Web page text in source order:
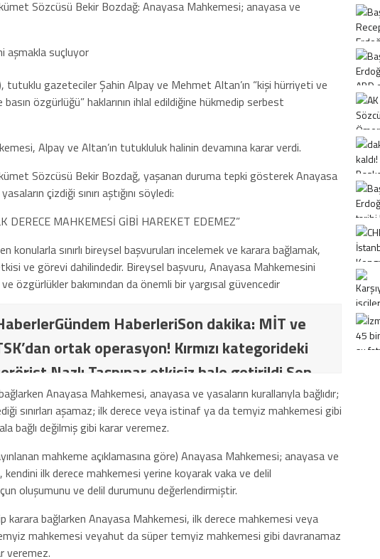
Sözcüsü Bekir Bozdağ: Anayasa Mahkemesi; anayasa ve
tutuklu gazeteciler Şahin Alpay ve Mehmet Altan’ın “kişi hürriyeti ve
özgürlüğü” haklarının ihlal edildiğine hükmedip serbest
Alpay ve Altan’ın tutukluluk halinin devamına karar verdi.
Sözcüsü Bekir Bozdağ, yaşanan duruma tepki gösterek Anayasa
çizdiği sınırı aştığını söyledi:
DERECE MAHKEMESİ GİBİ HAREKET EDEMEZ”
konularla sınırlı bireysel başvuruları incelemek ve karara bağlamak,
ve görevi dahilindedir. Bireysel başvuru, Anayasa Mahkemesini
özgürlükler bakımından da önemli bir yargısal güvencedir
HaberleriSon dakika: MİT ve
ortak operasyon! Kırmızı kategorideki
Nazlı Taşpınar etkisiz hale getirildi Son
MİT ve TSK’dan ortak operasyon! Kırmızı
terörist Nazlı Taşpınar etkisiz hale
Anayasa Mahkemesi, anayasa ve yasaların kurallarıyla bağlıdır;
sınırları aşamaz; ilk derece veya istinaf ya da temyiz mahkemesi gibi
bağlı değilmiş gibi karar veremez.
mahkeme açıklamasına göre) Anayasa Mahkemesi; anayasa ve
kendini ilk derece mahkemesi yerine koyarak vaka ve delil
oluşumunu ve delil durumunu değerlendirmiştir.
karara bağlarken Anayasa Mahkemesi, ilk derece mahkemesi veya
mahkemesi veyahut da süper temyiz mahkemesi gibi davranamaz
veremez.